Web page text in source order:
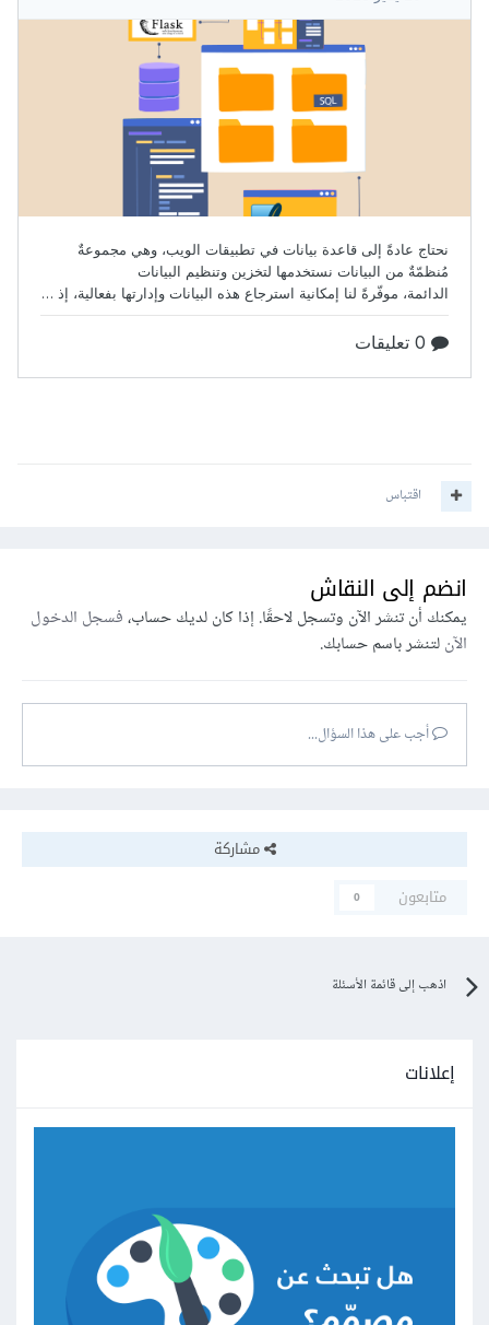
اقتباس
انضم إلى النقاش
يمكنك أن تنشر الآن وتسجل لاحقًا. إذا كان لديك حساب،فسجل الدخول
الآنلتنشر باسم حسابك.
أجب على هذا السؤال...
مشاركة
متابعون
0
اذهب إلى قائمة الأسئلة
إعلانات